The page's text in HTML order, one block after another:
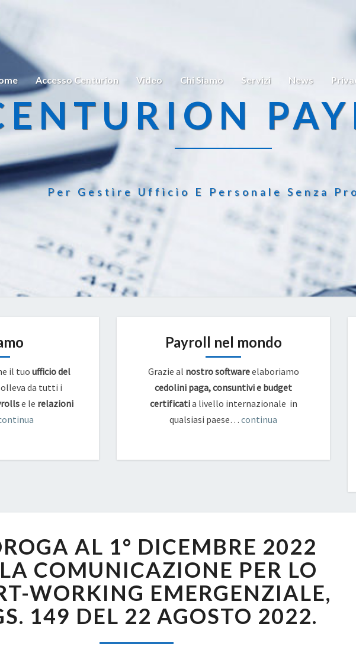
Accesso Centurion Video Chi Siamo Servizi News
Per Gestire Ufficio E Personale Senza
il tuo ufficio del
da tutti i
e le relazioni
Payroll nel mondo
Grazie al nostro softwareelaboriamo
cedolini paga, consuntivi e budget
certificatia livello internazionale in
qualsiasi paese… continua
AL
1°
DICEMBRE
2022
DELLA
COMUNICAZIONE
LO
AL 1° DICEMBRE 2022
COMUNICAZIONE PER LO
WORKING EMERGENZIALE,
149 DEL 22 AGOSTO 2022.